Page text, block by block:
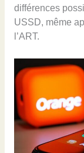
différences
USSD, même
l’ART.